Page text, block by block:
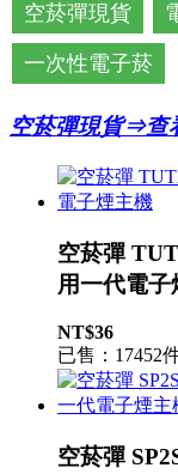
空菸彈現貨
一次性電子菸
空菸彈現貨⇒查
空菸彈
用一代電子
NT$36
已售：17452
空菸彈